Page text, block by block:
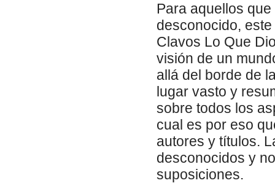
Para aquellos
desconocido,
Clavos Lo Que
visión de un
allá del borde de
lugar vasto y
sobre todos los
cual es por eso
autores y títulos.
desconocidos y
suposiciones.